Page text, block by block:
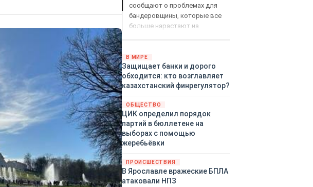
сообщают о проблемах для
бандеровщины, которые все
больше нарастают на
«страны 404» в следующем
году. Однако киевские
временщики не торопятся
заключать мир - ведь есть
Политический кризис в
Британии и Германии, выборы
во Франции могут полностью
изменить геополитический
ландшафт в мире, пока
Зеленский ожидает выборов
в США.
В МИРЕ
Защищает банки и дорого
обходится: кто возглавляет
казахстанский финрегулятор?
ОБЩЕСТВО
ЦИК определил порядок
партий в бюллетене на
выборах с помощью
жеребьёвки
ПРОИСШЕСТВИЯ
В Ярославле вражеские БПЛА
атаковали НПЗ